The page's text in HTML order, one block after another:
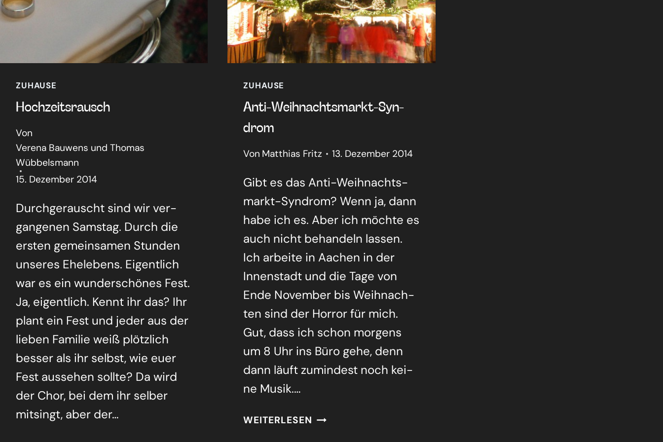
ZUHAUSE
Hoch­zeits­rausch
Von
Verena Bauwens und Thomas
Wübbelsmann
15. Dezember 2014
Durch­ge­rauscht sind wir ver­
gan­ge­nen Sams­tag. Durch die
ers­ten gemein­sa­men Stun­den
unse­res Ehe­le­bens. Eigent­lich
war es ein wun­der­schö­nes Fest.
Ja, eigent­lich. Kennt ihr das? Ihr
plant ein Fest und jeder aus der
lie­ben Fami­lie weiß plötz­lich
bes­ser als ihr selbst, wie euer
Fest aus­se­hen soll­te? Da wird
der Chor, bei dem ihr sel­ber
mit­singt, aber der…
ZUHAUSE
Anti-Weih­nachts­markt-Syn­
drom
Von Matthias Fritz 13. Dezember 2014
Gibt es das Anti-Wei­h­­nachts­­
markt-Syn­­­drom? Wenn ja, dann
habe ich es. Aber ich möch­te es
auch nicht behan­deln las­sen.
Ich arbei­te in Aachen in der
Innen­stadt und die Tage von
Ende Novem­ber bis Weih­nach­
ten sind der Hor­ror für mich.
Gut, dass ich schon mor­gens
um 8 Uhr ins Büro gehe, denn
dann läuft zumin­dest noch kei­
ne Musik.…
WEITERLESEN ANTI-